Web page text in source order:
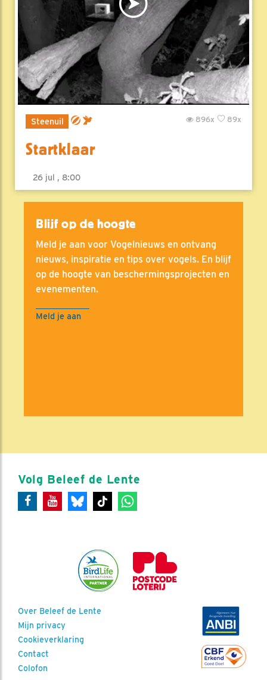
Steenuil 89x
896x
Startklaar
26 jul , 8:00
Blijf op de hoogte
Meld je aan voor Vogelnieuws en ontvang
nieuws, inspiratie en tips over vogels. En blijf
op de hoogte van beschermingsprojecten en
evenementen.
Meld je aan
Volg Beleef de Lente
Over Beleef de Lente
Mijn privacy
Cookieverklaring
Contact
Colofon